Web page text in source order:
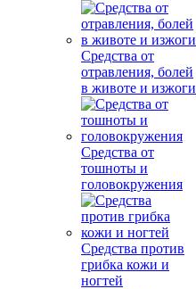
Средства от
отравления, болей
в животе и изжоги
Средства от
тошноты и
головокружения
Средства против
грибка кожи и
ногтей